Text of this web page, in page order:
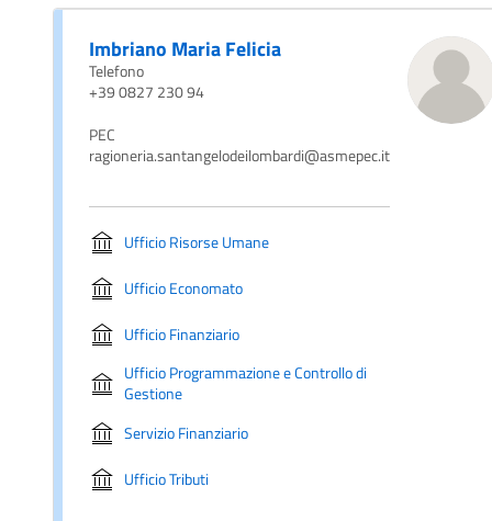
Imbriano Maria Felicia
Telefono
+39 0827 230 94
PEC
ragioneria.santangelodeilombardi@asmepec.it
Ufficio Risorse Umane
Ufficio Economato
Ufficio Finanziario
Ufficio Programmazione e Controllo di
Gestione
Servizio Finanziario
Ufficio Tributi